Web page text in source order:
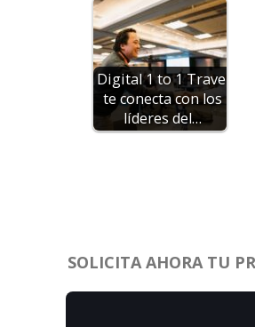
Digital 1 to 1 Travel
te conecta con los
líderes del…
SOLICITA AHORA TU